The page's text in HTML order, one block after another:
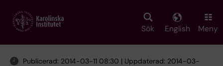
main
Sök English Meny
Publicerad: 2014-03-11 08:30 | Uppdaterad: 2014-03-